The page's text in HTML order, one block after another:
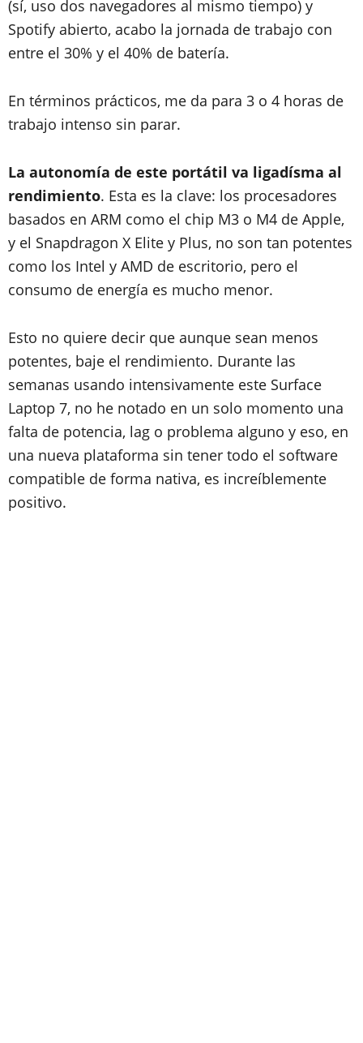
(sí, uso dos navegadores al mismo tiempo) y
Spotify abierto, acabo la jornada de trabajo con
entre el 30% y el 40% de batería.
En términos prácticos, me da para 3 o 4 horas de
trabajo intenso sin parar.
La autonomía de este portátil va ligadísma al
rendimiento. Esta es la clave: los procesadores
basados en ARM como el chip M3 o M4 de Apple,
y el Snapdragon X Elite y Plus, no son tan potentes
como los Intel y AMD de escritorio, pero el
consumo de energía es mucho menor.
Esto no quiere decir que aunque sean menos
potentes, baje el rendimiento. Durante las
semanas usando intensivamente este Surface
Laptop 7, no he notado en un solo momento una
falta de potencia, lag o problema alguno y eso, en
una nueva plataforma sin tener todo el software
compatible de forma nativa, es increíblemente
positivo.